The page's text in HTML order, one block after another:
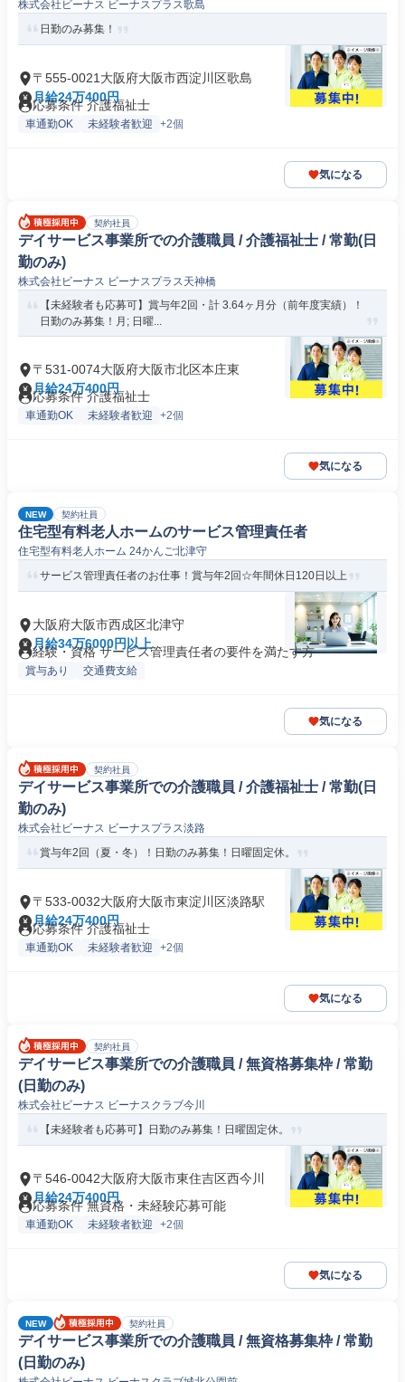
株式会社ビーナス ビーナスプラス歌島
日勤のみ募集！
〒555-0021大阪府大阪市西淀川区歌島
月給24万400円
応募条件 介護福祉士
車通勤OK 未経験者歓迎 +2個
気になる
契約社員
デイサービス事業所での介護職員 / 介護福祉士 / 常勤(日
勤のみ)
株式会社ビーナス ビーナスプラス天神橋
【未経験者も応募可】賞与年2回・計 3.64ヶ月分（前年度実績）！
日勤のみ募集！月; 日曜...
〒531-0074大阪府大阪市北区本庄東
月給24万400円
応募条件 介護福祉士
車通勤OK 未経験者歓迎 +2個
気になる
NEW 契約社員
住宅型有料老人ホームのサービス管理責任者
住宅型有料老人ホーム 24かんご北津守
サービス管理責任者のお仕事！賞与年2回☆年間休日120日以上
大阪府大阪市西成区北津守
月給34万6000円以上
経験・資格 サービス管理責任者の要件を満たす方
賞与あり 交通費支給
気になる
契約社員
デイサービス事業所での介護職員 / 介護福祉士 / 常勤(日
勤のみ)
株式会社ビーナス ビーナスプラス淡路
賞与年2回（夏・冬）！日勤のみ募集！日曜固定休。
〒533-0032大阪府大阪市東淀川区淡路駅
月給24万400円
応募条件 介護福祉士
車通勤OK 未経験者歓迎 +2個
気になる
契約社員
デイサービス事業所での介護職員 / 無資格募集枠 / 常勤
(日勤のみ)
株式会社ビーナス ビーナスクラブ今川
【未経験者も応募可】日勤のみ募集！日曜固定休。
〒546-0042大阪府大阪市東住吉区西今川
月給24万400円
応募条件 無資格・未経験応募可能
車通勤OK 未経験者歓迎 +2個
気になる
NEW 契約社員
デイサービス事業所での介護職員 / 無資格募集枠 / 常勤
(日勤のみ)